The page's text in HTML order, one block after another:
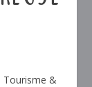
Tourisme &